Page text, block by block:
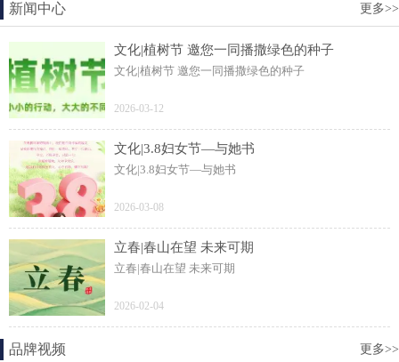
新闻中心 更多>>
文化|植树节 邀您一同播撒绿色的种子
文化|植树节 邀您一同播撒绿色的种子
2026-03-12
文化|3.8妇女节—与她书
文化|3.8妇女节—与她书
2026-03-08
立春|春山在望 未来可期
立春|春山在望 未来可期
2026-02-04
品牌视频 更多>>